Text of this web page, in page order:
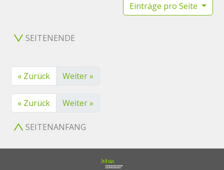
Einträge pro Seite
SEITENENDE
« Zurück Weiter »
« Zurück Weiter »
SEITENANFANG